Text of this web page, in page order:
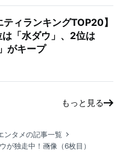
ティランキングTOP20】
は「水ダウ」、2位は
がキープ
もっと見る
ンタメの記事一覧
が独走中！ 画像（6枚目）